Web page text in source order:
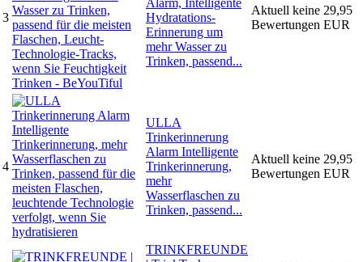
3
Alarm, Intelligente
Hydratations-
Erinnerung um
mehr Wasser zu
Trinken, passend...
Aktuell keine
Bewertungen
29,95
EUR
4
ULLA
Trinkerinnerung
Alarm Intelligente
Trinkerinnerung,
mehr
Wasserflaschen zu
Trinken, passend...
Aktuell keine
Bewertungen
29,95
EUR
TRINKFREUNDE